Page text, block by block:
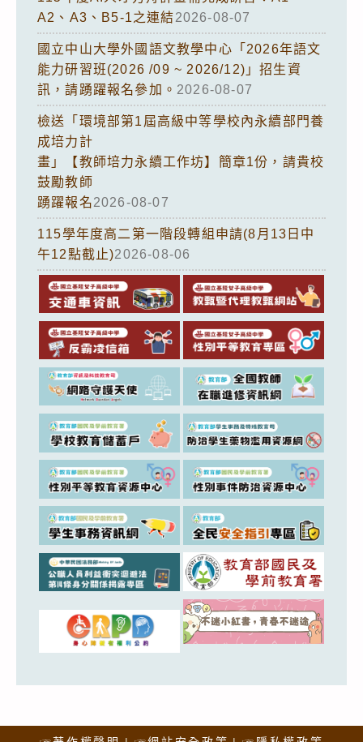
A2、A3、B5-1之連結2026-08-07
國立中山大學外國語文教學中心「2026年語文
能力研習班(2026 /09 ~ 2026/12)」招生資
訊，請踴躍報名參加。 2026-08-07
檢送「環境部第1屆高級中等學校內永續部門養
成培力計
畫」【教師培力永續工作坊】簡章1份，請貴校
鼓勵教師
踴躍報名2026-08-07
115學年度高二第一階段轉組申請(8月13日中
午12點截止)2026-08-06